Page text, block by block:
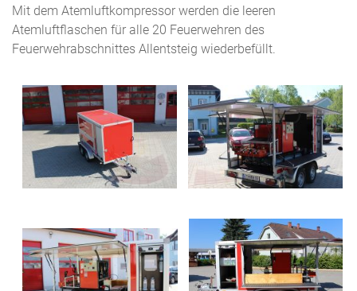
Mit dem Atemluftkompressor werden die leeren
Atemluftflaschen für alle 20 Feuerwehren des
Feuerwehrabschnittes Allentsteig wiederbefüllt.